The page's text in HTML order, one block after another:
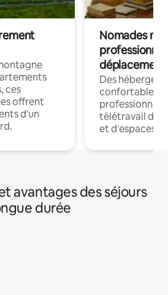
ces
offrent
d'un
Nomades
déplacement
Des
confortables
professionnels
télétravail
et d'espaces
avantages des séjours
durée